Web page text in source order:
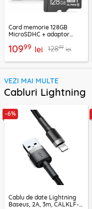
Card memorie 128GB
MicroSDHC + adaptor
10999 lei 12899 lei
VEZI MAI MULTE
Cabluri Lightning
-6%
Cablu de date Lightning
Baseus, 2A, 3m, CALKLF-